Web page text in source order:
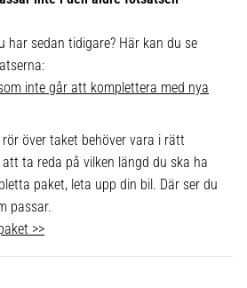
har sedan tidigare? Här kan du se
inte går att komplettera med nya
över taket behöver vara i rätt
ta reda på vilken längd du ska ha
paket, leta upp din bil. Där ser du
passar.
>>